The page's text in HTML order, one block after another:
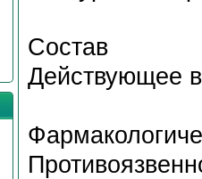
Состав
Действующее